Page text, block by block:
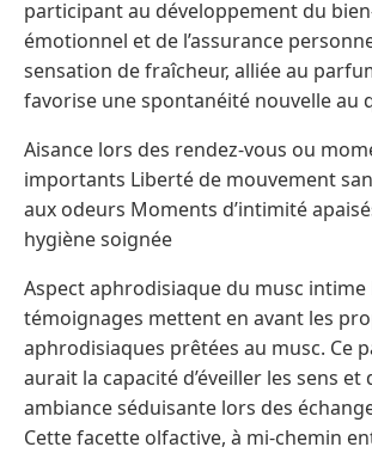
participant au développement du
émotionnel et de l’assurance
sensation de fraîcheur, alliée au
favorise une spontanéité nouvelle au
Aisance lors des rendez-vous ou
importants Liberté de mouvement
aux odeurs Moments d’intimité
hygiène soignée
Aspect aphrodisiaque du musc
témoignages mettent en avant les
aphrodisiaques prêtées au musc. Ce
aurait la capacité d’éveiller les sens et
ambiance séduisante lors des
Cette facette olfactive, à mi-chemin